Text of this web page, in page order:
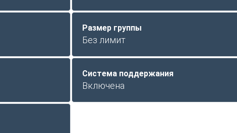
Размер группы
Без лимит
Система поддержания
Включена